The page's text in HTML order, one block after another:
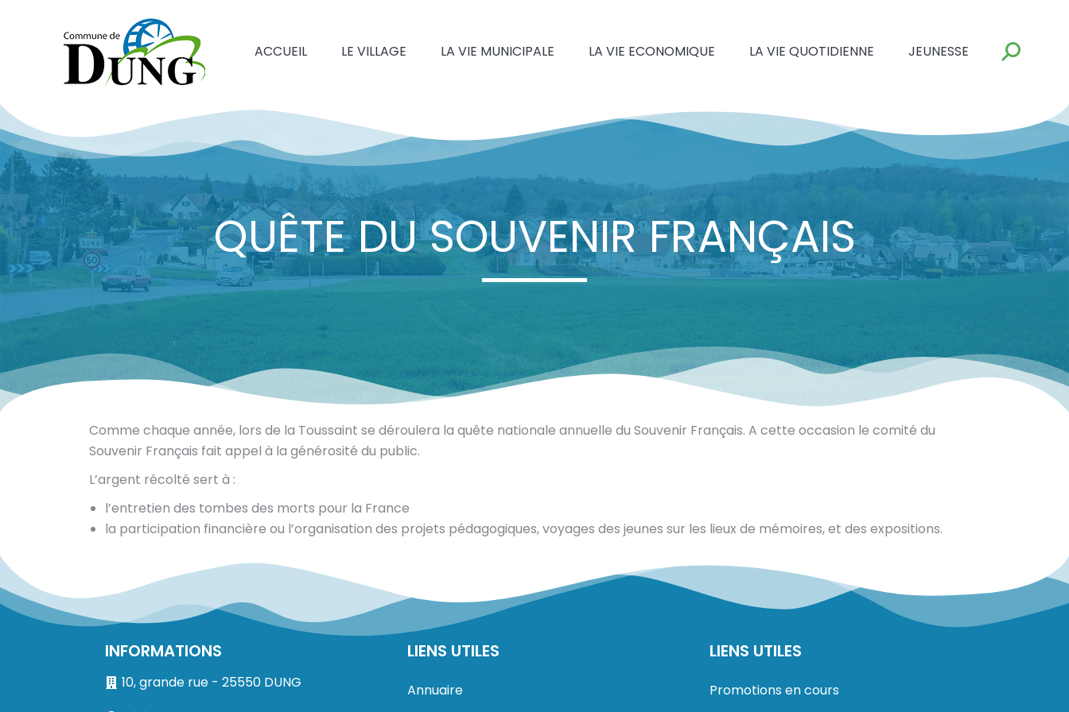
ACCUEIL LE VILLAGE LA VIE MUNICIPALE LA VIE ECONOMIQUE LA VIE QUOTIDIENNE JEUNESSE
QUÊTE DU SOUVENIR FRANÇAIS
Comme chaque année, lors de la Toussaint se déroulera la quête nationale annuelle du Souvenir Français. A cette occasion le comité du
Souvenir Français fait appel à la générosité du public.
L’argent récolté sert à :
l’entretien des tombes des morts pour la France
la participation financière ou l’organisation des projets pédagogiques, voyages des jeunes sur les lieux de mémoires, et des expositions.
INFORMATIONS
10, grande rue - 25550 DUNG
LIENS UTILES
Annuaire
LIENS UTILES
Promotions en cours